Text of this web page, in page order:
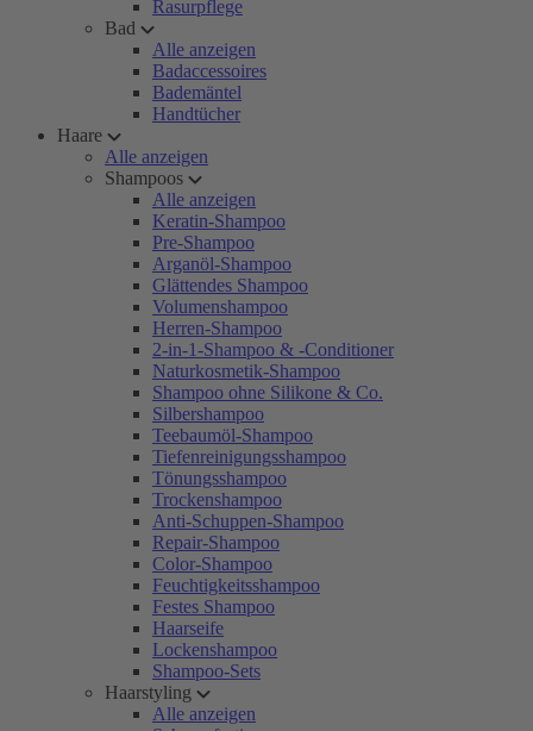
Rasurpflege
Bad
Alle anzeigen
Badaccessoires
Bademäntel
Handtücher
Haare
Alle anzeigen
Shampoos
Alle anzeigen
Keratin-Shampoo
Pre-Shampoo
Arganöl-Shampoo
Glättendes Shampoo
Volumenshampoo
Herren-Shampoo
2-in-1-Shampoo & -Conditioner
Naturkosmetik-Shampoo
Shampoo ohne Silikone & Co.
Silbershampoo
Teebaumöl-Shampoo
Tiefenreinigungsshampoo
Tönungsshampoo
Trockenshampoo
Anti-Schuppen-Shampoo
Repair-Shampoo
Color-Shampoo
Feuchtigkeitsshampoo
Festes Shampoo
Haarseife
Lockenshampoo
Shampoo-Sets
Haarstyling
Alle anzeigen